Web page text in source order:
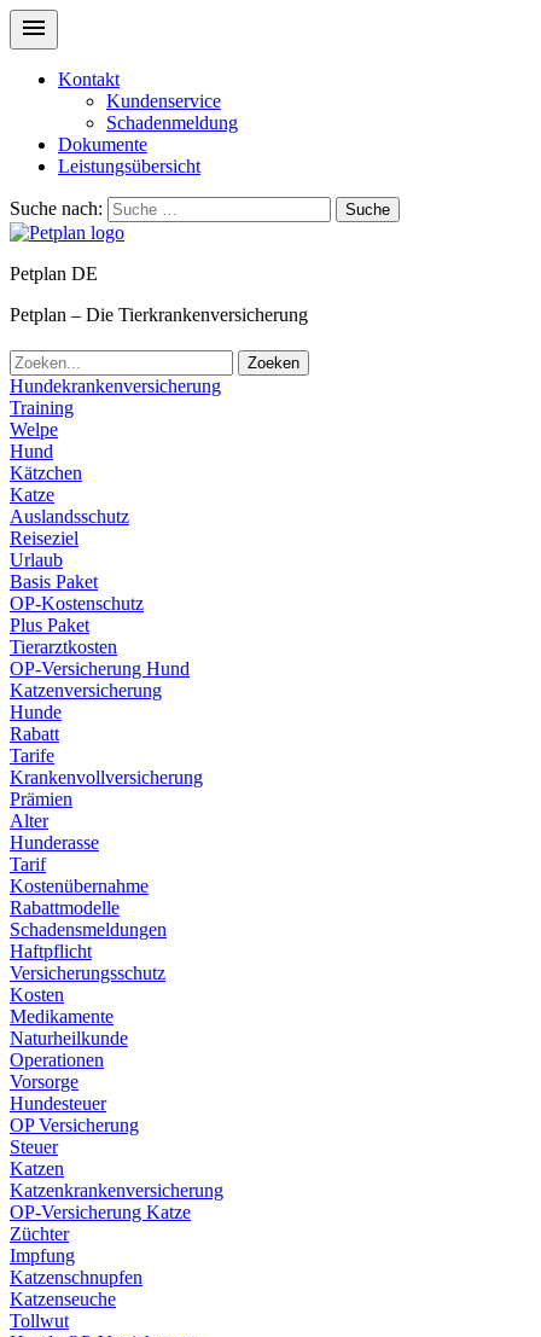
Kontakt
Kundenservice
Schadenmeldung
Dokumente
Leistungsübersicht
Suche nach: Suche
Petplan DE
Petplan – Die Tierkrankenversicherung
Zoeken
Hundekrankenversicherung
Training
Welpe
Hund
Kätzchen
Katze
Auslandsschutz
Reiseziel
Urlaub
Basis Paket
OP-Kostenschutz
Plus Paket
Tierarztkosten
OP-Versicherung Hund
Katzenversicherung
Hunde
Rabatt
Tarife
Krankenvollversicherung
Prämien
Alter
Hunderasse
Tarif
Kostenübernahme
Rabattmodelle
Schadensmeldungen
Haftpflicht
Versicherungsschutz
Kosten
Medikamente
Naturheilkunde
Operationen
Vorsorge
Hundesteuer
OP Versicherung
Steuer
Katzen
Katzenkrankenversicherung
OP-Versicherung Katze
Züchter
Impfung
Katzenschnupfen
Katzenseuche
Tollwut